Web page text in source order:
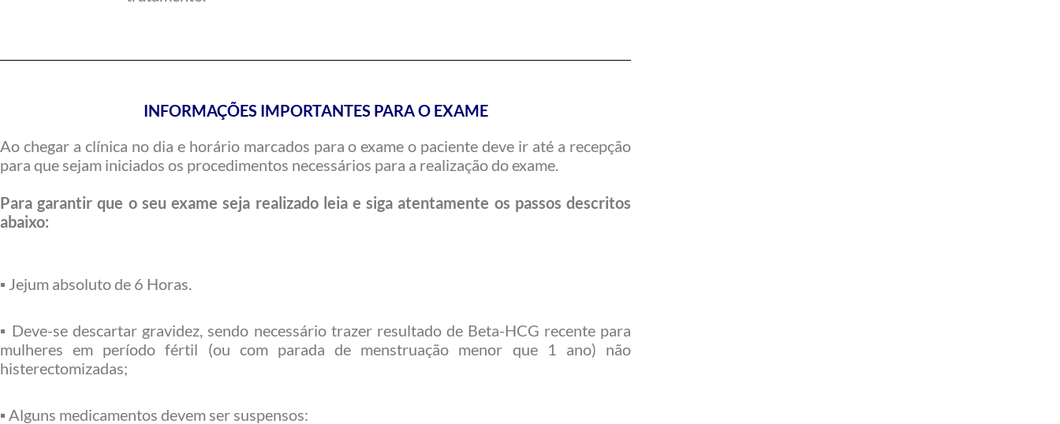
INFORMAÇÕES IMPORTANTES PARA O EXAME
Ao chegar a clínica no dia e horário marcados para o exame o paciente deve ir até a recepção
para que sejam iniciados os procedimentos necessários para a realização do exame.
Para garantir que o seu exame seja realizado leia e siga atentamente os passos descritos
abaixo:
▪ Jejum absoluto de 6 Horas.
▪ Deve-se descartar gravidez, sendo necessário trazer resultado de Beta-HCG recente para
mulheres em período fértil (ou com parada de menstruação menor que 1 ano) não
histerectomizadas;
▪ Alguns medicamentos devem ser suspensos: